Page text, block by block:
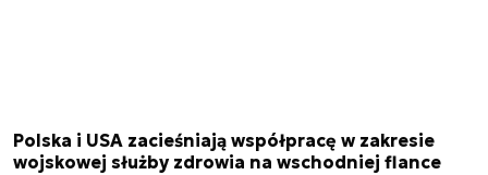
Polska i USA zacieśniają współpracę w zakresie
wojskowej służby zdrowia na wschodniej flance